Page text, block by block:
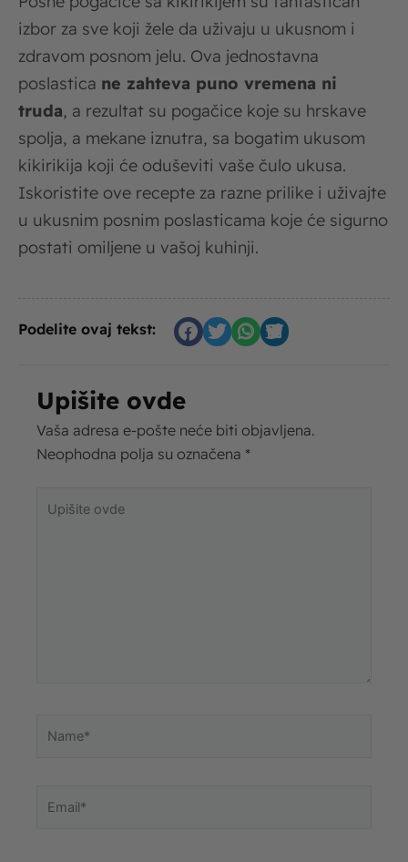
izbor za sve koji žele da uživaju u ukusnom i
zdravom posnom jelu. Ova jednostavna
poslastica ne zahteva puno vremena ni
truda, a rezultat su pogačice koje su hrskave
spolja, a mekane iznutra, sa bogatim ukusom
kikirikija koji će oduševiti vaše čulo ukusa.
Iskoristite ove recepte za razne prilike i uživajte
u ukusnim posnim poslasticama koje će sigurno
postati omiljene u vašoj kuhinji.
Podelite ovaj tekst:
Upišite ovde
Vaša adresa e-pošte neće biti objavljena.
Neophodna polja su označena *
ovde